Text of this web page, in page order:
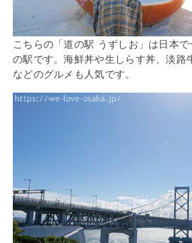
こちらの「道の駅 うずしお」は日本
の駅です。海鮮丼や生しらす丼、淡路
などのグルメも人気です。